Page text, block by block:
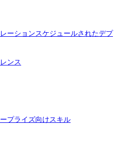
ーションスケジュールされたデプ
ンス
プライズ向けスキル